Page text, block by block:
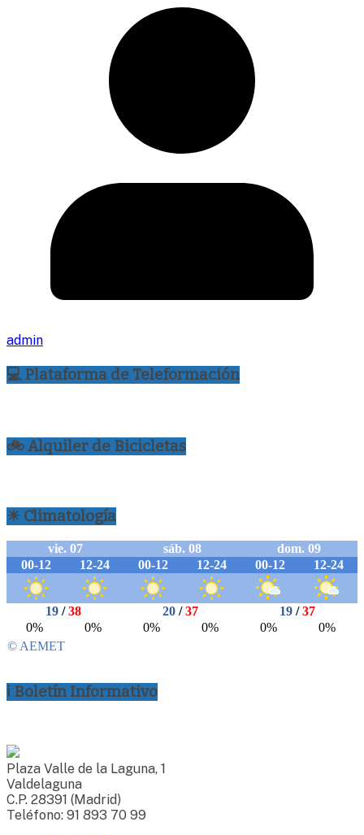
admin
💻 Plataforma de Teleformación
🚲 Alquiler de Bicicletas
☀ Climatología
ℹ Boletín Informativo
Plaza Valle de la Laguna, 1
Valdelaguna
C.P. 28391 (Madrid)
Teléfono: 91 893 70 99